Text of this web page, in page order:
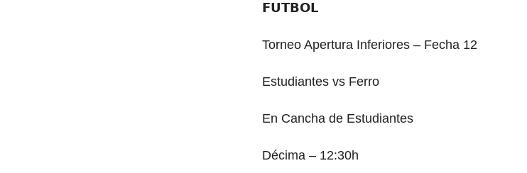
𝗙𝗨𝗧𝗕𝗢𝗟
Torneo Apertura Inferiores – Fecha 12
Estudiantes vs Ferro
En Cancha de Estudiantes
Décima – 12:30h